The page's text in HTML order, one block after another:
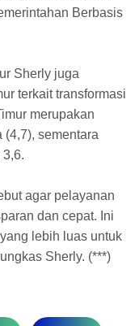
Berbasis
Sherly juga
terkait transformasi
merupakan
sementara
agar pelayanan
dan cepat. Ini
lebih luas untuk
Sherly. (***)